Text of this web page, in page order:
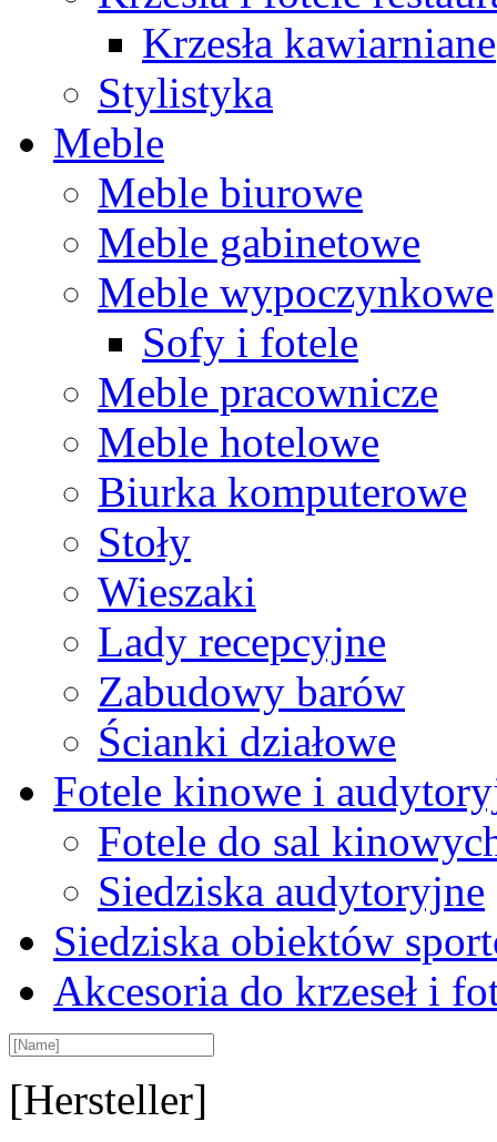
Krzesła kawiarniane
Stylistyka
Meble
Meble biurowe
Meble gabinetowe
Meble wypoczynkowe
Sofy i fotele
Meble pracownicze
Meble hotelowe
Biurka komputerowe
Stoły
Wieszaki
Lady recepcyjne
Zabudowy barów
Ścianki działowe
Fotele kinowe i
Fotele do sal
Siedziska audytoryjne
Siedziska obiektów
Akcesoria do krzeseł i
[Hersteller]